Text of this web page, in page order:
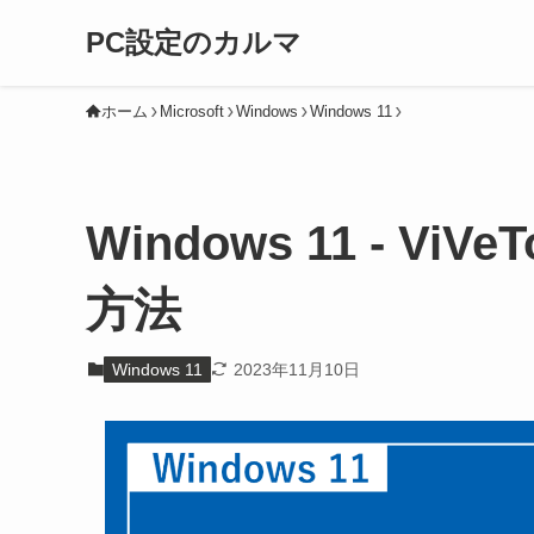
PC設定のカルマ
ホーム Microsoft Windows Windows 11
Windows 11 -
方法
Windows 11 2023年11月10日